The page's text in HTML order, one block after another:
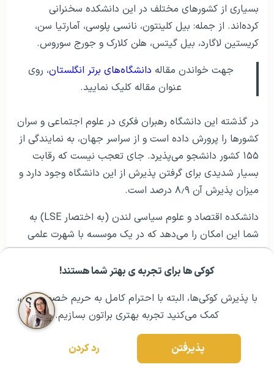
کوکی ها برای تجربه ی بهتر شما هستند!
با پذیرش کوکی‌ها، البته با احترام کامل به حریم خصوصیتون،
کمک می‌کنید تجربه بهتری براتون بسازیم.
پذیرفتن رد کردن
مشــاوره اولیه رایگان: ۰۲۱ ۴۳۰۰۰ ۰۲۱ رزرو مشاوره تخصصی
بسیاری از کشورهای مختلف در این دانشکده سخنرانی
کرده‌اند. از جمله: بیل کلینتون، نانسی پلوسی، آمارتیا سن،
کریستین لاگارد، بیل گیتس، هلن کلارک و جورج سوروس.
جهت خواندن مقاله دانشگاه‌های برتر انگلستان، روی
عنوان مقاله کلیک نمایید.
در گذشته این دانشگاه رهبران فکری در علوم اجتماعی و سران
کشورها را پرورش داده است و از سراسر جهان، به نمایندگی از
۱۵۵ کشور دانشجو می‌پذیرد. جای تعجب نیست که رقابت
بسیار شدیدی برای گرفتن پذیرش از این دانشگاه وجود دارد و
میزان پذیرش آن ۸٫۹ درصد است.
دانشکده اقتصاد و علوم سیاسی لندن (به اختصار LSE) به
شما این امکان را می‌دهد که در یک موسسه با شهرت علمی
جهانی، علوم اجتماعی را مطالعه کنید، در حالی که از امکانات
فرهنگی، اجتماعی و تفریحی یکی از بزرگ‌ترین پایتخت‌های
از ۱۴۰ برنامه تحصیلات تکمیلی تدریس شده و تحقیقاتی را
ارائه می‌دهد. مشخصات دانشگاهی (LSE) طیف وسیعی از
رشته‌های علوم اجتماعی را شامل می‌شود. از حسابداری گرفته
تا حقوق، مدیریت و سیاست اجتماعی.